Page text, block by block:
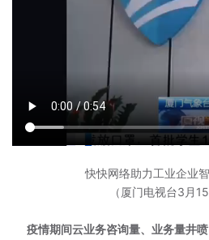
快快网络助力工业企业
（厦门电视台3月15
疫情期间云业务咨询量、业务量井喷